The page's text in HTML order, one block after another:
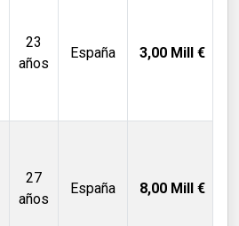
23
años
España 3,00 Mill €
27
años
España 8,00 Mill €